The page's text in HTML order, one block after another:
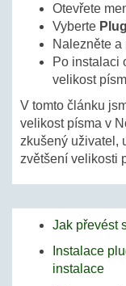
Otevřete
Vyberte
Nalezněte
Po instalaci
velikost
V tomto článku
velikost písma v
zkušený uživatel,
zvětšení velikosti
Jak převést
Instalace
instalace